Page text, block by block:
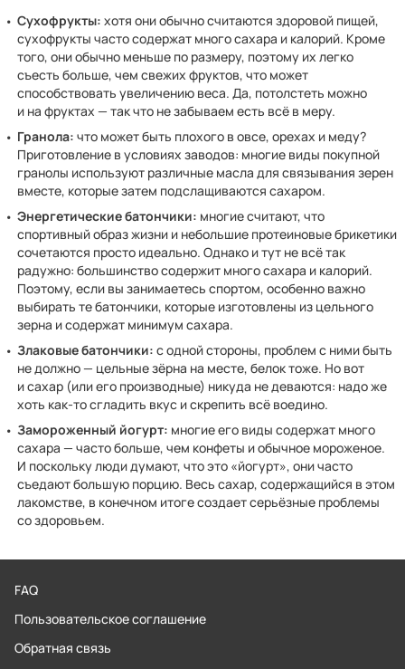
Сухофрукты: хотя они обычно считаются здоровой пищей,
сухофрукты часто содержат много сахара и калорий. Кроме
того, они обычно меньше по размеру, поэтому их легко
съесть больше, чем свежих фруктов, что может
способствовать увеличению веса. Да, потолстеть можно
и на фруктах — так что не забываем есть всё в меру.
Гранола: что может быть плохого в овсе, орехах и меду?
Приготовление в условиях заводов: многие виды покупной
гранолы используют различные масла для связывания зерен
вместе, которые затем подслащиваются сахаром.
Энергетические батончики: многие считают, что
спортивный образ жизни и небольшие протеиновые брикетики
сочетаются просто идеально. Однако и тут не всё так
радужно: большинство содержит много сахара и калорий.
Поэтому, если вы занимаетесь спортом, особенно важно
выбирать те батончики, которые изготовлены из цельного
зерна и содержат минимум сахара.
Злаковые батончики: с одной стороны, проблем с ними быть
не должно — цельные зёрна на месте, белок тоже. Но вот
и сахар (или его производные) никуда не деваются: надо же
хоть как-то сгладить вкус и скрепить всё воедино.
Замороженный йогурт: многие его виды содержат много
сахара — часто больше, чем конфеты и обычное мороженое.
И поскольку люди думают, что это «йогурт», они часто
съедают большую порцию. Весь сахар, содержащийся в этом
лакомстве, в конечном итоге создает серьёзные проблемы
со здоровьем.
FAQ
Пользовательское соглашение
Обратная связь